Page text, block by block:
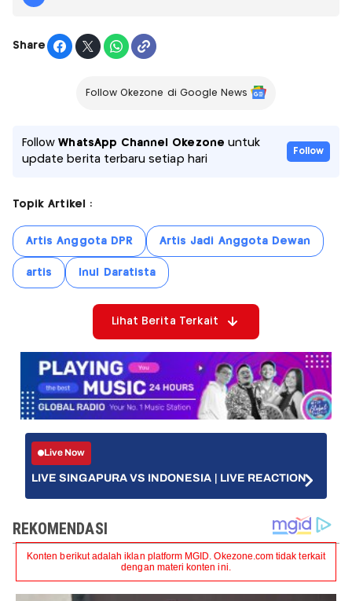
Share
Follow Okezone di Google News
FollowWhatsApp Channel Okezone untuk
update berita terbaru setiap hari
Follow
Topik Artikel :
Artis Anggota DPR Artis Jadi Anggota Dewan
artis Inul Daratista
Lihat Berita Terkait
Live Now
LIVE SINGAPURA VS INDONESIA | LIVE REACTION